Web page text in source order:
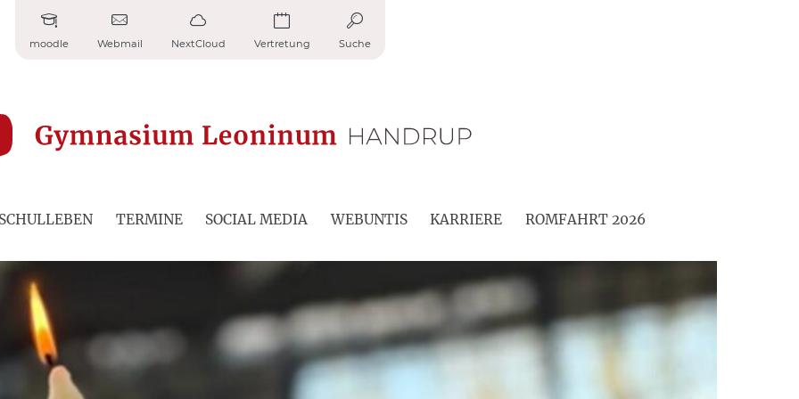
moodle Webmail NextCloud Vertretung Suche
SCHULLEBEN TERMINE SOCIAL MEDIA WEBUNTIS KARRIERE ROMFAHRT 2026